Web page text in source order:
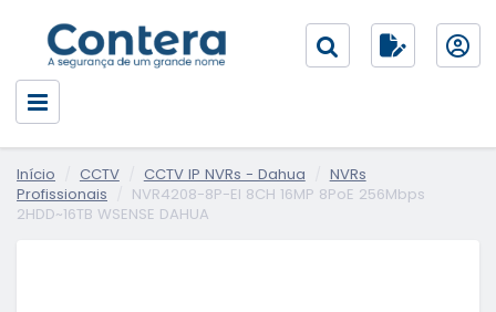
Início CCTV CCTV IP NVRs - Dahua
NVRs
Profissionais
NVR4208-8P-EI 8CH 16MP 8PoE 256Mbps
2HDD~16TB WSENSE DAHUA